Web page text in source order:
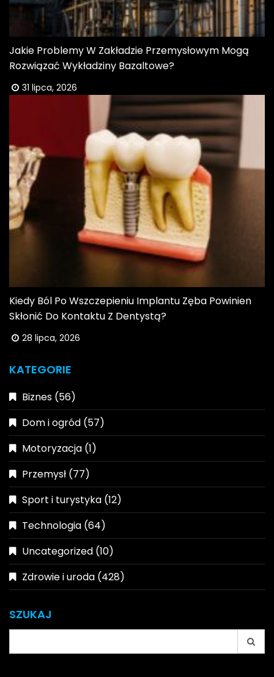
Jakie Problemy W Zakładzie Przemysłowym Mogą
Rozwiązać Wykładziny Bazaltowe?
31 lipca, 2026
Kiedy Ból Po Wszczepieniu Implantu Zęba Powinien
Skłonić Do Kontaktu Z Dentystą?
28 lipca, 2026
KATEGORIE
Biznes (56)
Dom i ogród (57)
Motoryzacja (1)
Przemysł (77)
Sport i turystyka (12)
Technologia (64)
Uncategorized (10)
Zdrowie i uroda (428)
SZUKAJ
for: